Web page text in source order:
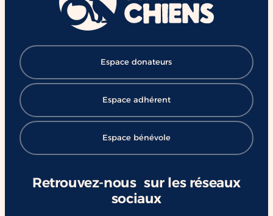
Retrouvez-nous sur les réseaux
sociaux
Espace donateurs
Espace adhérent
Espace bénévole